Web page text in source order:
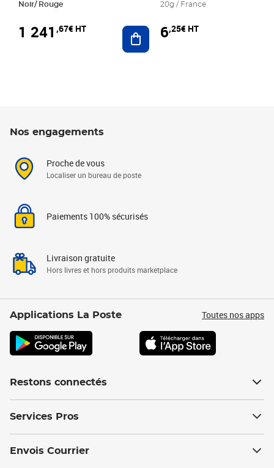
Noir/ Rouge
1 241 ,67€ HT Ajouter au panier
20g / France
6,25€ HT
Nos engagements
Proche de vous
Localiser un bureau de poste
Paiements 100% sécurisés
Livraison gratuite
Hors livres et hors produits marketplace
Applications La Poste Toutes nos apps
Restons connectés
Services Pros
Envois Courrier